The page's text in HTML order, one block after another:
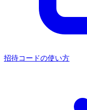
招待コードの使い方